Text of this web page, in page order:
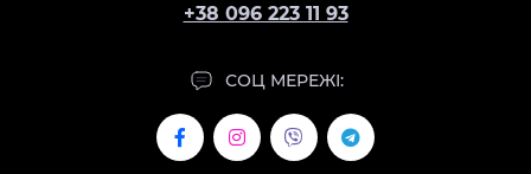
+38 096 223 11 93
СОЦ МЕРЕЖІ: